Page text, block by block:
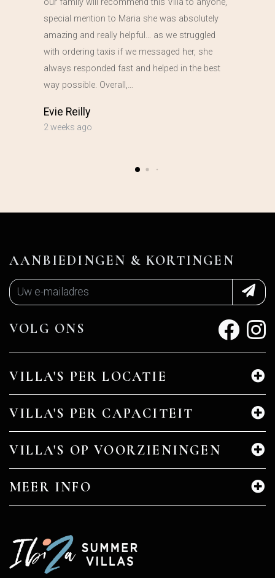
our family will recommend this Villa to anyone,
special mention to Maria she was absolutely
amazing and really helpful… as we struggled
with ordering taxis if we messaged her, she
always responded fast and helped in the best
way possible. Overall,…
Evie Reilly
2 weeks ago
VILLA'S PER LOCATIE
VILLA'S PER CAPACITEIT
VILLA'S OP VOORZIENINGEN
MEER INFO
AANBIEDINGEN & KORTINGEN
VOLG ONS